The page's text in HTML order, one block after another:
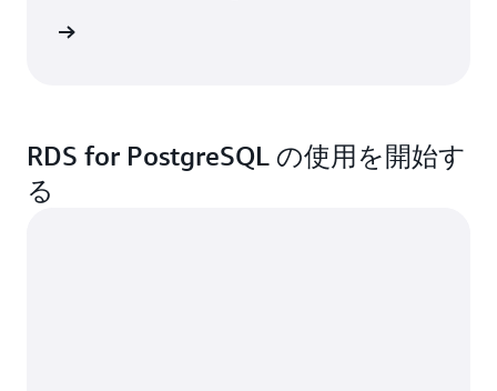
に移行しました。
RDS for PostgreSQL の使用を開始す
る